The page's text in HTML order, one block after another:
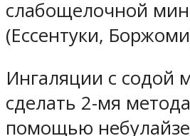
слабощелочной
(Ессентуки,
Ингаляции с содой
сделать 2-мя
помощью